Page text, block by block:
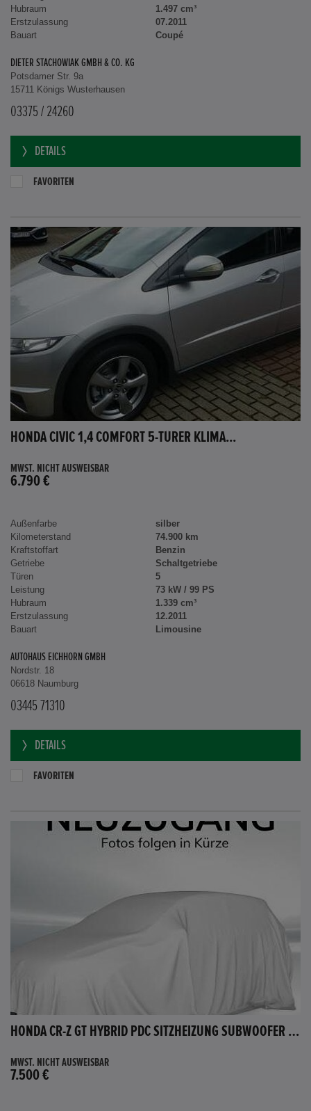
Hubraum
1.497 cm³
Erstzulassung
07.2011
Bauart
Coupé
DIETER STACHOWIAK GMBH & CO. KG
Potsdamer Str. 9a
15711 Königs Wusterhausen
03375 / 24260
DETAILS
FAVORITEN
HONDA CIVIC 1,4 COMFORT 5-TÜRER KLIMA...
MWST. NICHT AUSWEISBAR
6.790 €
Außenfarbe
silber
Kilometerstand
74.900 km
Kraftstoffart
Benzin
Getriebe
Schaltgetriebe
Türen
5
Leistung
73 kW / 99 PS
Hubraum
1.339 cm³
Erstzulassung
12.2011
Bauart
Limousine
AUTOHAUS EICHHORN GMBH
Nordstr. 18
06618 Naumburg
03445 71310
DETAILS
FAVORITEN
HONDA CR-Z GT HYBRID PDC SITZHEIZUNG SUBWOOFER BLUETOOTH
MWST. NICHT AUSWEISBAR
7.500 €